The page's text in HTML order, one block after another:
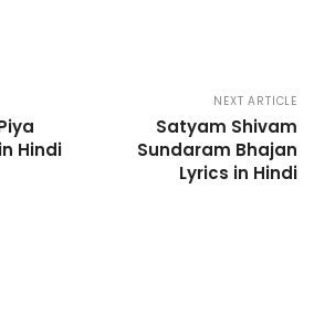
Hindi
NEXT ARTICLE
Satyam Shivam
Sundaram Bhajan
Lyrics in Hindi